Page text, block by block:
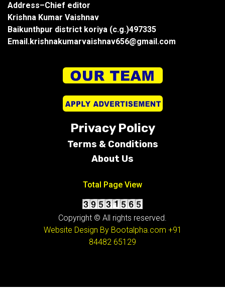
Address–Chief editor
Krishna Kumar Vaishnav
Baikunthpur district koriya (c.g.)497335
Email.krishnakumarvaishnav656@gmail.com
Privacy Policy
Terms & Conditions
About Us
Total Page View
Copyright © All rights reserved.
Website Design By Bootalpha.com +91
84482 65129